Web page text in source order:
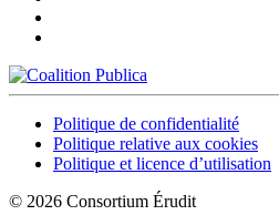
Politique de confidentialité
Politique relative aux cookies
Politique et licence d’utilisation
© 2026 Consortium Érudit